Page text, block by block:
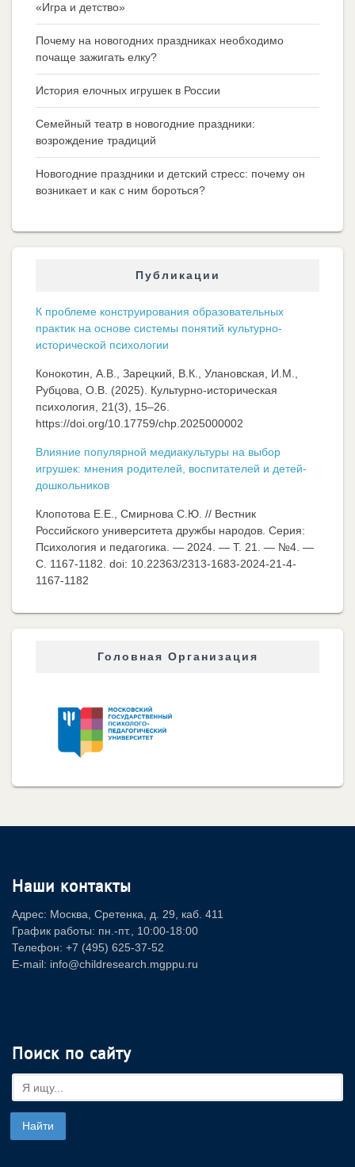
«Игра и детство»
Почему на новогодних праздниках необходимо
почаще зажигать елку?
История елочных игрушек в России
Семейный театр в новогодние праздники:
возрождение традиций
Новогодние праздники и детский стресс: почему он
возникает и как с ним бороться?
Публикации
К проблеме конструирования образовательных
практик на основе системы понятий культурно-
исторической психологии
Конокотин, А.В., Зарецкий, В.К., Улановская, И.М.,
Рубцова, О.В. (2025). Культурно-историческая
психология, 21(3), 15–26.
https://doi.org/10.17759/chp.2025000002
Влияние популярной медиакультуры на выбор
игрушек: мнения родителей, воспитателей и детей-
дошкольников
Клопотова Е.Е., Смирнова С.Ю. // Вестник
Российского университета дружбы народов. Серия:
Психология и педагогика. — 2024. — Т. 21. — №4. —
C. 1167-1182. doi: 10.22363/2313-1683-2024-21-4-
1167-1182
Головная Организация
Наши контакты
Адрес: Москва, Сретенка, д. 29, каб. 411
График работы: пн.-пт., 10:00-18:00
Телефон: +7 (495) 625-37-52
E-mail: info@childresearch.mgppu.ru
Поиск по сайту